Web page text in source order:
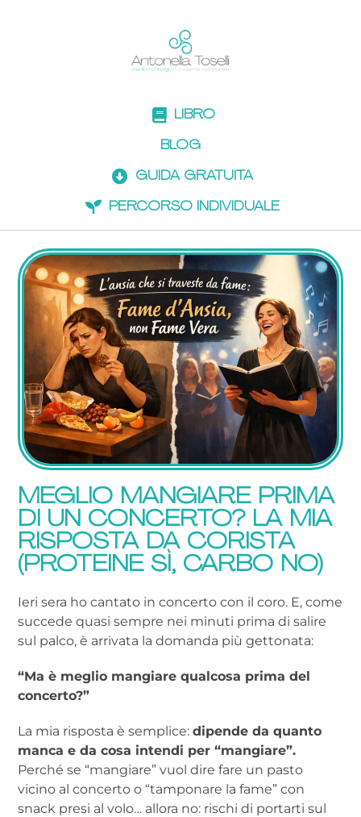
LIBRO
BLOG
GUIDA GRATUITA
PERCORSO INDIVIDUALE
MEGLIO MANGIARE PRIMA
DI UN CONCERTO? LA MIA
RISPOSTA DA CORISTA
(PROTEINE SÌ, CARBO NO)
Ieri sera ho cantato in concerto con il coro. E, come
succede quasi sempre nei minuti prima di salire
sul palco, è arrivata la domanda più gettonata:
“Ma è meglio mangiare qualcosa prima del
concerto?”
La mia risposta è semplice: dipende da quanto
manca e da cosa intendi per “mangiare”.
Perché se “mangiare” vuol dire fare un pasto
vicino al concerto o “tamponare la fame” con
snack presi al volo… allora no: rischi di portarti sul